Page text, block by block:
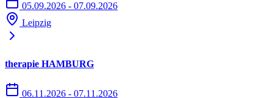
05.09.2026 - 07.09.2026
Leipzig
therapie HAMBURG
06.11.2026 - 07.11.2026